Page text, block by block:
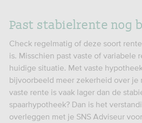
Past stabielrente nog
Check regelmatig of deze soort
is. Misschien past vaste of variabele
huidige situatie. Met vaste
bijvoorbeeld meer zekerheid over je
vaste rente is vaak lager dan de
spaarhypotheek? Dan is het
overleggen met je SNS Adviseur